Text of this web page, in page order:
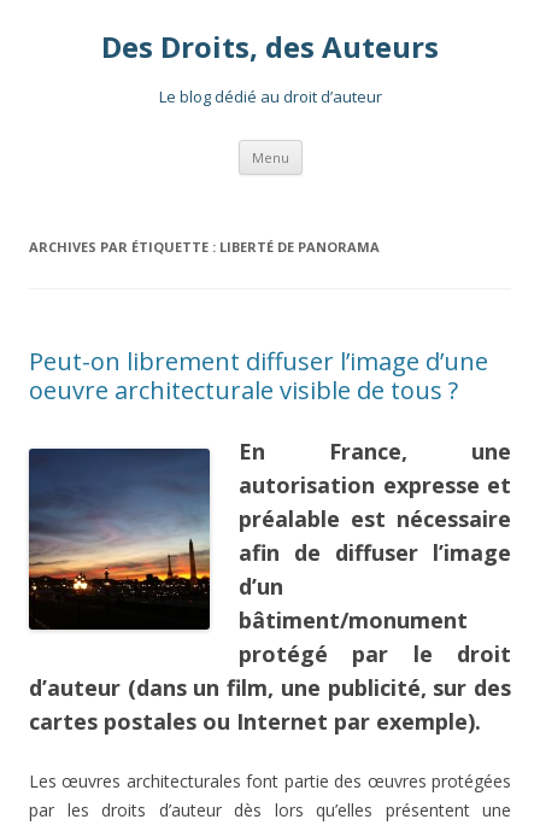
Des Droits, des Auteurs
Le blog dédié au droit d’auteur
Menu Aller
contenu
ARCHIVES PAR ÉTIQUETTE : LIBERTÉ DE PANORAMA
Peut-on librement diffuser l’image d’une
oeuvre architecturale visible de tous ?
En France, une
autorisation expresse et
préalable est nécessaire
afin de diffuser l’image
d’un
bâtiment/monument
protégé par le droit
d’auteur (dans un film, une publicité, sur des
cartes postales ou Internet par exemple).
Les œuvres architecturales font partie des œuvres protégées
par les droits d’auteur dès lors qu’elles présentent une